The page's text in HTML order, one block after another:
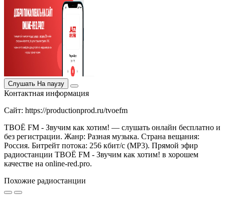
Слушать На паузу
Контактная информация
Сайт: https://productionprod.ru/tvoefm
ТВОЁ FM - Звучим как хотим! — слушать онлайн бесплатно и
без регистрации. Жанр: Разная музыка. Страна вещания:
Россия. Битрейт потока: 256 кбит/с (MP3). Прямой эфир
радиостанции ТВОЁ FM - Звучим как хотим! в хорошем
качестве на online-red.pro.
Похожие радиостанции